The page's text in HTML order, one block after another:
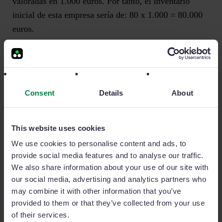
Consent Details About
This website uses cookies
We use cookies to personalise content and ads, to
provide social media features and to analyse our traffic.
We also share information about your use of our site with
our social media, advertising and analytics partners who
may combine it with other information that you’ve
provided to them or that they’ve collected from your use
of their services.
inicial de esta empresa sería de: 80 x 1.000 = 80.000
euros.
Durante el mes que analizamos el coste de ventas de
esta empresa, el número total de material de oficina
(20 x 1.000) + 1.500 = 21.500 euros, que sería el
inventario adquirido.
Por último, el número total de ventas de esta empresa
durante este tiempo fue de 60 mesas, por lo que el
inventario final
es de 40 mesas, valoradas en 40.000
euros.